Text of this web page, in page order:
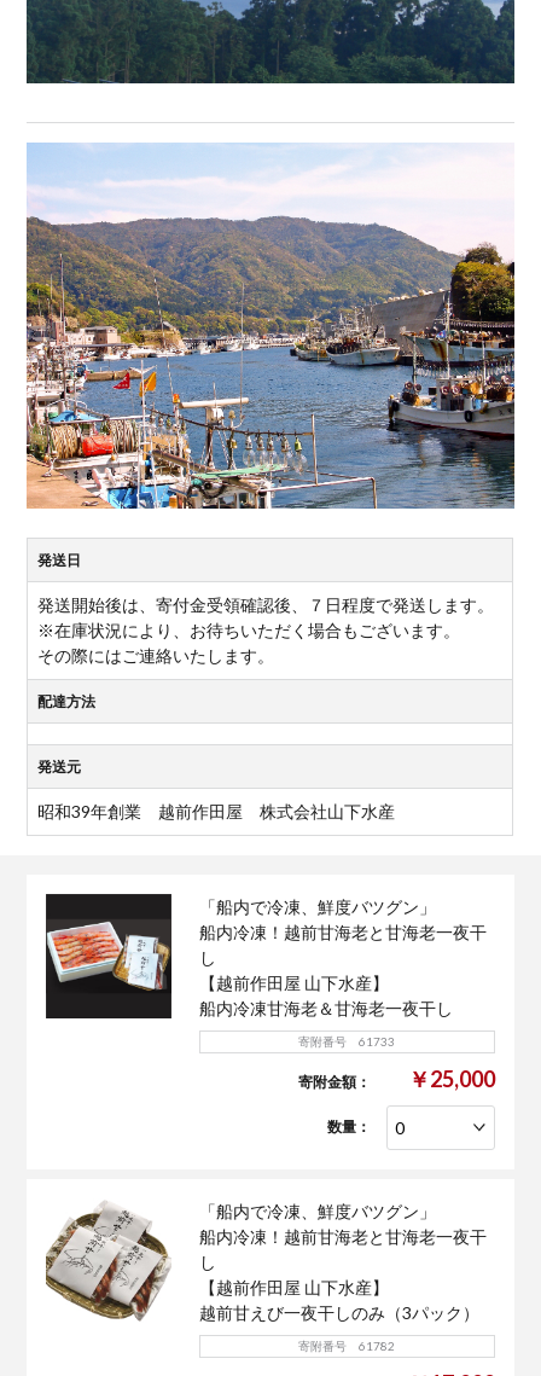
発送日
発送開始後は、寄付金受領確認後、７日程度で発送します。
※在庫状況により、お待ちいただく場合もございます。
その際にはご連絡いたします。
配達方法
発送元
昭和39年創業 越前作田屋 株式会社山下水産
「船内で冷凍、鮮度バツグン」
船内冷凍！越前甘海老と甘海老一夜干
し
【越前作田屋 山下水産】
船内冷凍甘海老＆甘海老一夜干し
寄附番号 61733
寄附金額： ￥25,000
数量：
「船内で冷凍、鮮度バツグン」
船内冷凍！越前甘海老と甘海老一夜干
し
【越前作田屋 山下水産】
越前甘えび一夜干しのみ（3パック）
寄附番号 61782